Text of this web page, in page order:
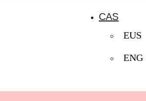
CAS
EUS
ENG